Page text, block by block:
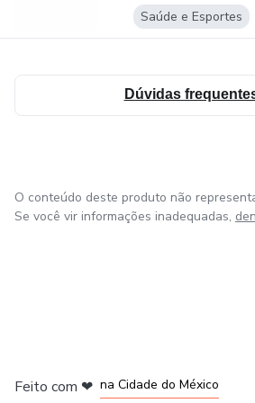
no Mr. Olympia em 2019.
seguidores em suas redes sociais,
dicas de treino, alimentação e
qualquer pessoa que deseja
alcançar o shape dos sonhos.
Saúde e Esportes
Dúvidas
O conteúdo deste produto não
Se você vir informações inadequadas,
Feito com ❤ na Cidade do México